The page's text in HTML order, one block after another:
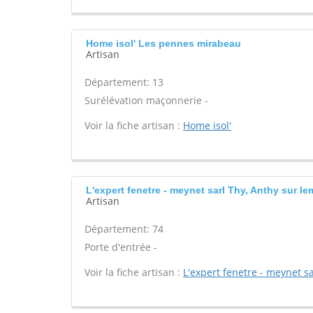
Home isol' Les pennes mirabeau
Artisan
Département: 13
Surélévation maçonnerie -
Voir la fiche artisan : Home isol'
L'expert fenetre - meynet sarl Thy, Anthy sur
Artisan
Département: 74
Porte d'entrée -
Voir la fiche artisan : L'expert fenetre - meynet